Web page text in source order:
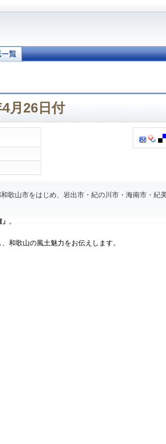
月26日付
歌山市をはじめ、岩出市・紀の川市・海南市・紀
。
和歌山の風土魅力をお伝えします。